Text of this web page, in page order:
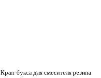
Кран-букса для смесителя резина